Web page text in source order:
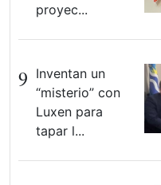
proyec...
9 Inventan un
“misterio” con
Luxen para
tapar l...